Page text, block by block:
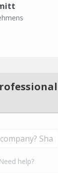
Need help?